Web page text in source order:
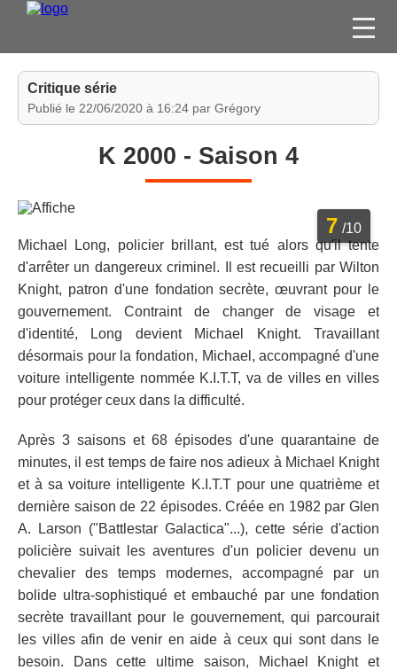
FILMS
JEUX VIDÉO
ESPACE
MEMBRE
Critique série
Publié le 22/06/2020 à 16:24 par Grégory
K 2000 - Saison 4
7 /10
Michael Long, policier brillant, est tué alors qu'il tente
d'arrêter un dangereux criminel. Il est recueilli par Wilton
Knight, patron d'une fondation secrète, œuvrant pour le
gouvernement. Contraint de changer de visage et
d'identité, Long devient Michael Knight. Travaillant
désormais pour la fondation, Michael, accompagné d'une
voiture intelligente nommée K.I.T.T, va de villes en villes
pour protéger ceux dans la difficulté.
Après 3 saisons et 68 épisodes d'une quarantaine de
minutes, il est temps de faire nos adieux à Michael Knight
et à sa voiture intelligente K.I.T.T pour une quatrième et
dernière saison de 22 épisodes. Créée en 1982 par Glen
A. Larson ("Battlestar Galactica"...), cette série d'action
policière suivait les aventures d'un policier devenu un
chevalier des temps modernes, accompagné par un
bolide ultra-sophistiqué et embauché par une fondation
secrète travaillant pour le gouvernement, qui parcourait
les villes afin de venir en aide à ceux qui sont dans le
besoin. Dans cette ultime saison, Michael Knight et